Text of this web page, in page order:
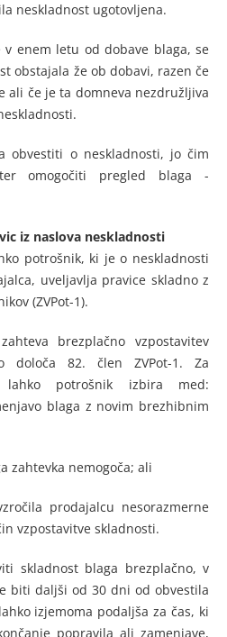
neskladnost ugotovljena.
v enem letu od dobave blaga, se
obstajala že ob dobavi, razen če
ali če je ta domneva nezdružljiva
obvestiti o neskladnosti, jo čim
omogočiti pregled blaga -
iz naslova neskladnosti
potrošnik, ki je o neskladnosti
uveljavlja pravice skladno z
(ZVPot-1).
brezplačno vzpostavitev
določa 82. člen ZVPot-1. Za
lahko potrošnik izbira med:
blaga z novim brezhibnim
nemogoča; ali
prodajalcu nesorazmerne
vzpostavitve skladnosti.
skladnost blaga brezplačno, v
biti daljši od 30 dni od obvestila
izjemoma podaljša za čas, ki
popravila ali zamenjave,